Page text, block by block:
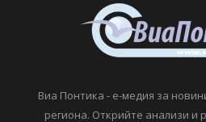
Виа Понтика - е-медия за
региона. Открийте анализи и